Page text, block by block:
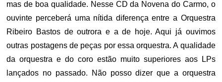
mas de boa qualidade. Nesse CD da Novena do Carmo, o
ouvinte perceberá uma nítida diferença entre a Orquestra
Ribeiro Bastos de outrora e a de hoje. Aqui já ouvimos
outras postagens de peças por essa orquestra. A qualidade
da orquestra e do coro estão muito superiores aos LPs
lançados no passado. Não posso dizer que a orquestra